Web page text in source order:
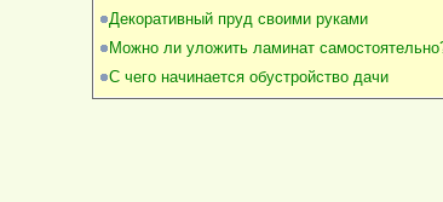
Декоративный пруд своими руками
Можно ли уложить ламинат
С чего начинается обустройство дачи